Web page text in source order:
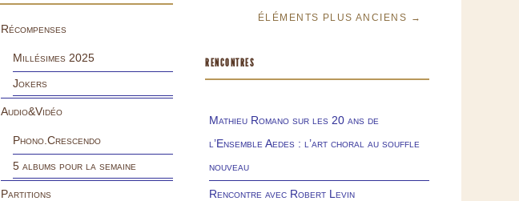
Récompenses
Millésimes 2025
Jokers
Audio&Vidéo
Phono.Crescendo
5 albums pour la semaine
Partitions
ÉLÉMENTS PLUS ANCIENS →
RENCONTRES
Mathieu Romano sur les 20 ans de
l’Ensemble Aedes : l’art choral au souffle
nouveau
Rencontre avec Robert Levin